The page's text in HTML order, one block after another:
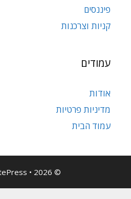
פיננסים
קניות וצרכנות
עמודים
אודות
מדיניות פרטיות
עמוד הבית
© 2026
•